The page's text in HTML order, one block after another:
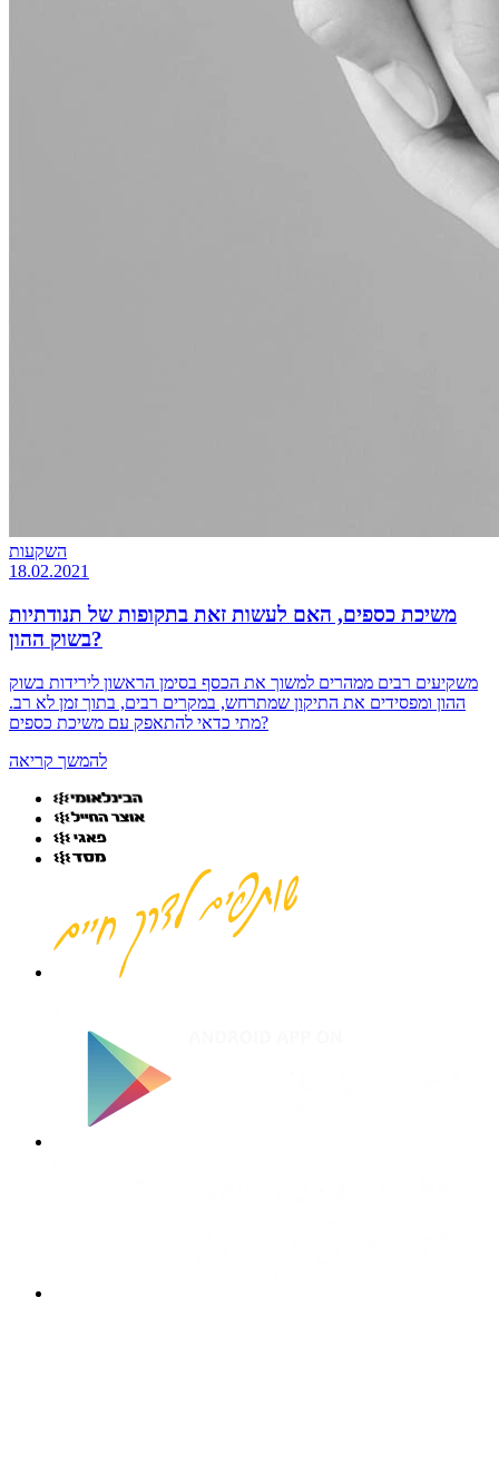
השקעות
18.02.2021
משיכת כספים, האם לעשות זאת בתקופות של תנודתיות
בשוק ההון?
משקיעים רבים ממהרים למשוך את הכסף בסימן הראשון לירידות בשוק
ההון ומפסידים את התיקון שמתרחש, במקרים רבים, בתוך זמן לא רב.
מתי כדאי להתאפק עם משיכת כספים?
להמשך קריאה